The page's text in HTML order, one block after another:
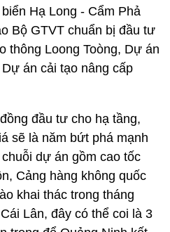
Hạ Long - Cẩm Phả
Bộ GTVT chuẩn bị đầu tư
thông Loong Toòng, Dự án
án cải tạo nâng cấp
đầu tư cho hạ tầng,
sẽ là năm bứt phá mạnh
dự án gồm cao tốc
Cảng hàng không quốc
khai thác trong tháng
Lân, đây có thể coi là 3